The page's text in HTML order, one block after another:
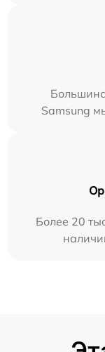
Samsung
Более 20